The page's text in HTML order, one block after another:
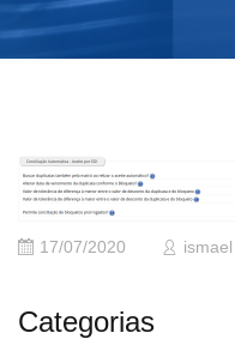
17/07/2020 ismael
Categorias